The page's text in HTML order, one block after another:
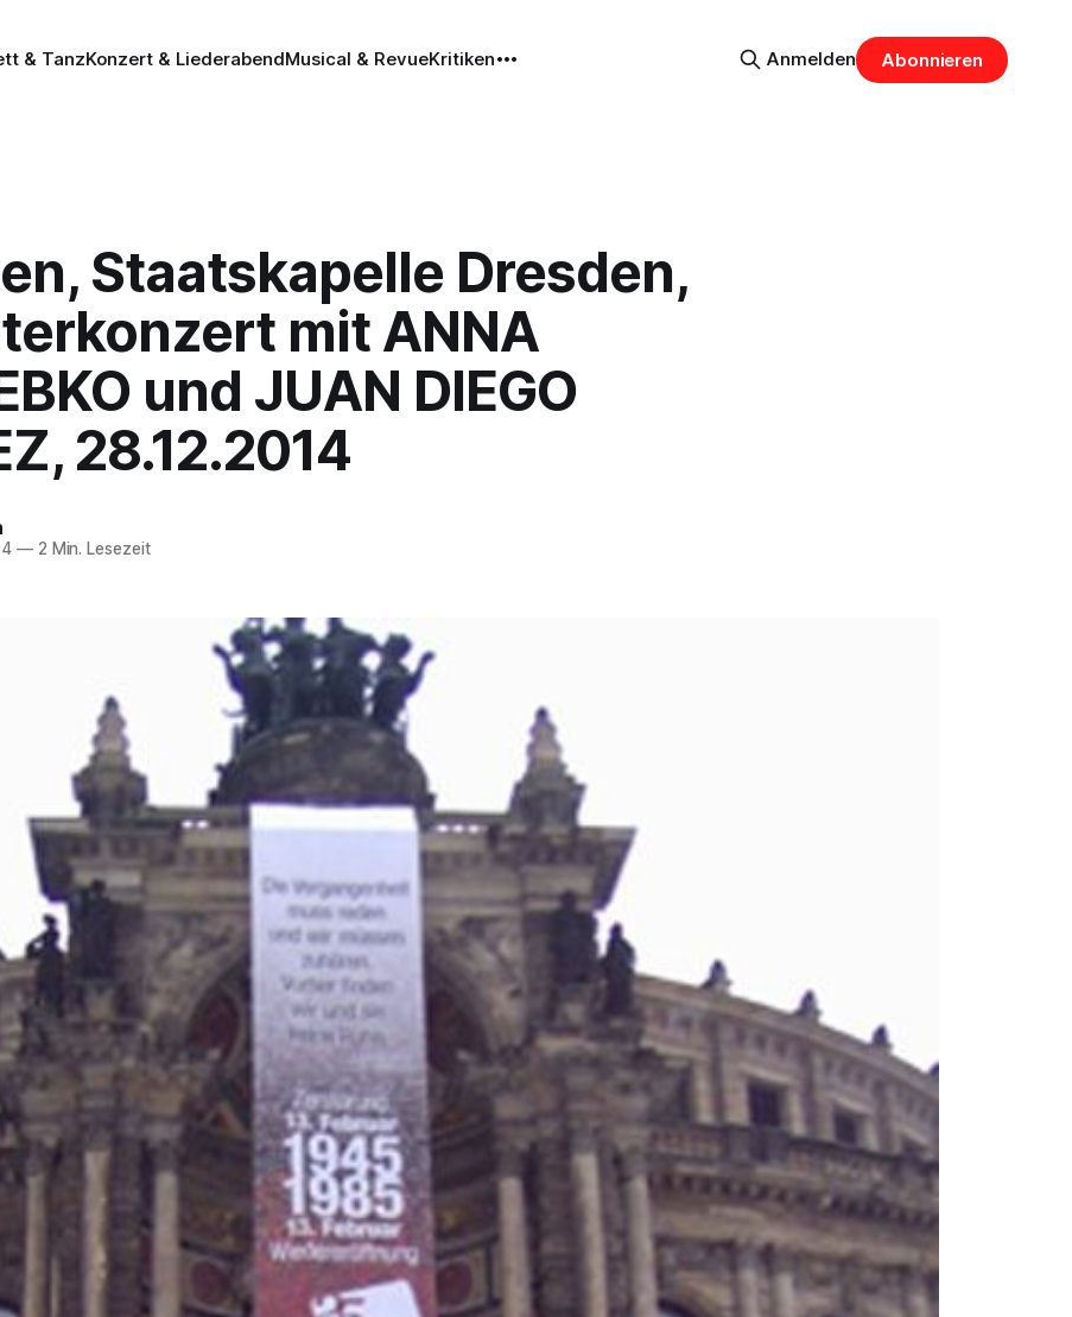
& TanzKonzert & LiederabendMusical & RevueKritiken Anmelden Abonnieren
Staatskapelle Dresden,
mit ANNA
und JUAN DIEGO
28.12.2014
—2 Min. Lesezeit